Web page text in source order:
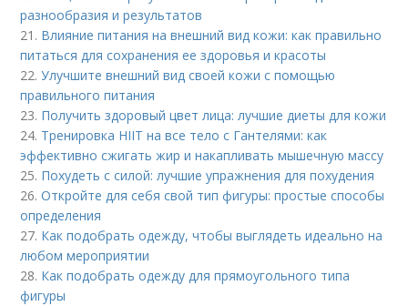
разнообразия и результатов
21. Влияние питания на внешний вид кожи: как правильно
питаться для сохранения ее здоровья и красоты
22.Улучшите внешний вид своей кожи с помощью
правильного питания
23. Получить здоровый цвет лица: лучшие диеты для кожи
24. Тренировка HIIT на все тело с Гантелями: как
эффективно сжигать жир и накапливать мышечную массу
25. Похудеть с силой: лучшие упражнения для похудения
26.Откройте для себя свой тип фигуры: простые способы
определения
27. Как подобрать одежду, чтобы выглядеть идеально на
любом мероприятии
28. Как подобрать одежду для прямоугольного типа
фигуры